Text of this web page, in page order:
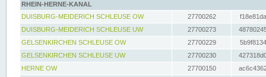
RHEIN-HERNE-KANAL
DUISBURG-MEIDERICH SCHLEUSE OW
27700262
DUISBURG-MEIDERICH SCHLEUSE UW
27700273
GELSENKIRCHEN SCHLEUSE OW
27700229
GELSENKIRCHEN SCHLEUSE UW
27700230
HERNE OW
27700150